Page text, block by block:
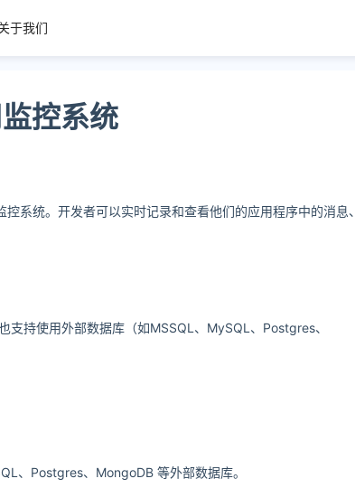
于我们
控系统
系统。开发者可以实时记录和查看他们的应用程序中的消息、
持使用外部数据库（如MSSQL、MySQL、Postgres、
、Postgres、MongoDB 等外部数据库。